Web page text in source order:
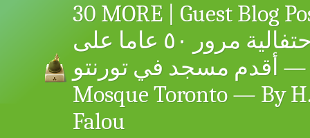
30 MORE | Guest Blog
احتفالية مرور ٥٠ عاما على
أقدم مسجد في تورنتو — Jami
Mosque Toronto — By
Falou